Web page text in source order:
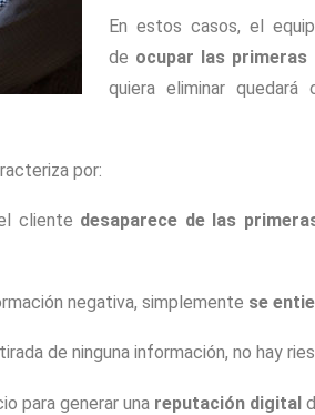
En estos casos, el
de ocupar las primeras
quiera eliminar
por:
cliente desaparece de las
negativa, simplemente se
de ninguna información, no hay
para generar una reputación digital